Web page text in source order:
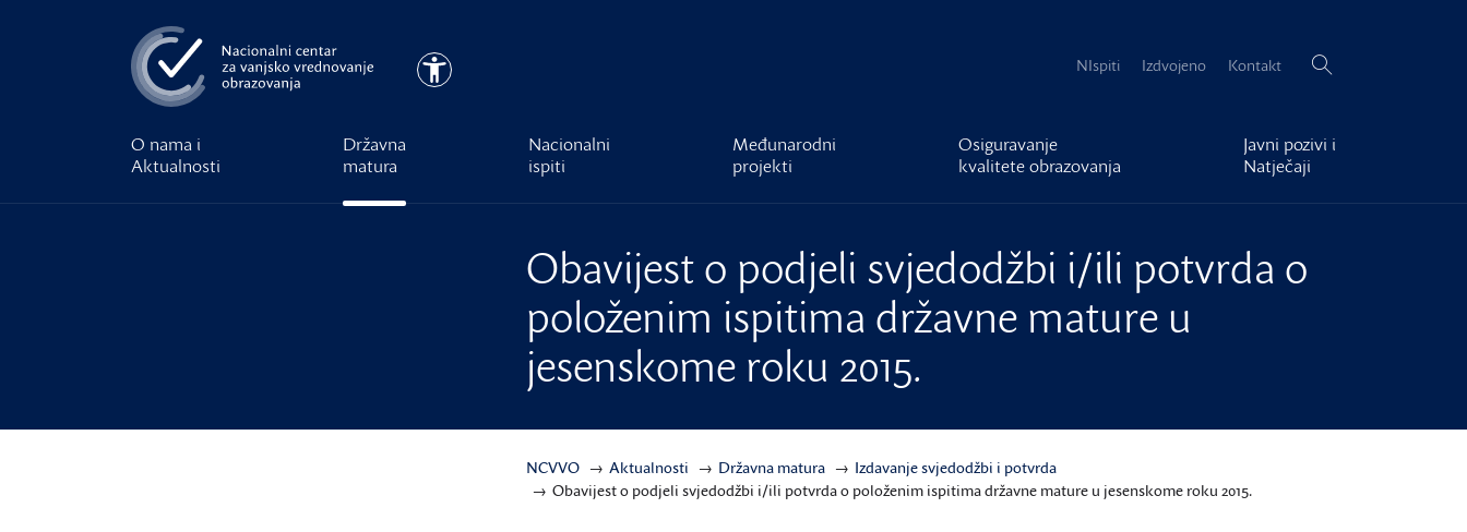
Pristupačnost NIspiti Izdvojeno Kontakt Pretraži:
O nama i
Aktualnosti
Državna
matura
Nacionalni
ispiti
Međunarodni
projekti
Osiguravanje
kvalitete obrazovanja
Javni pozivi i
Natječaji
Obavijest o podjeli svjedodžbi i/ili potvrda o
položenim ispitima državne mature u
jesenskome roku 2015.
NCVVO Aktualnosti Državna matura
Izdavanje svjedodžbi i potvrda
Obavijest o podjeli svjedodžbi i/ili potvrda o položenim ispitima državne mature u jesenskome roku 2015.